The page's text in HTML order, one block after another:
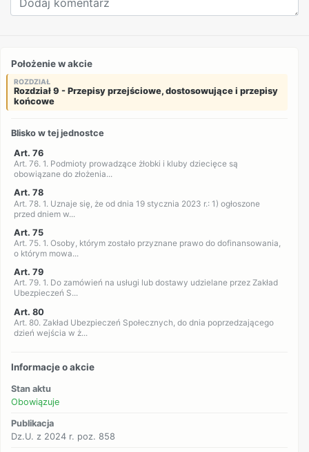
Położenie w akcie
ROZDZIAŁ
Rozdział 9 - Przepisy przejściowe, dostosowujące i przepisy
końcowe
Blisko w tej jednostce
Art. 76
Art. 76. 1. Podmioty prowadzące żłobki i kluby dziecięce są
obowiązane do złożenia...
Art. 78
Art. 78. 1. Uznaje się, że od dnia 19 stycznia 2023 r.: 1) ogłoszone
przed dniem w...
Art. 75
Art. 75. 1. Osoby, którym zostało przyznane prawo do dofinansowania,
o którym mowa...
Art. 79
Art. 79. 1. Do zamówień na usługi lub dostawy udzielane przez Zakład
Ubezpieczeń S...
Art. 80
Art. 80. Zakład Ubezpieczeń Społecznych, do dnia poprzedzającego
dzień wejścia w ż...
Informacje o akcie
Stan aktu
Obowiązuje
Publikacja
Dz.U. z 2024 r. poz. 858